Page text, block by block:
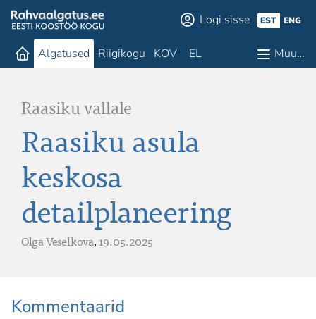
Logi sisse EST ENG
Algatused Riigikogu KOV EL Muu…
Raasiku vallale
Raasiku asula
keskosa
detailplaneering
Olga Veselkova,19.05.2025
Kommentaarid